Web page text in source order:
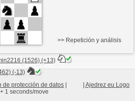
(1526) (+13)
(-13)
1 seconds/move
>> Repetición y análisis
Ajedrez eu Logo
de protección de datos